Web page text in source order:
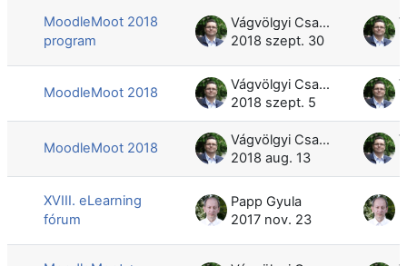
MoodleMoot 2018
program
Vágvölgyi Csaba
2018 szept. 30
MoodleMoot 2018
Vágvölgyi Csaba
2018 szept. 5
MoodleMoot 2018
Vágvölgyi Csaba
2018 aug. 13
XVIII. eLearning
fórum
Papp Gyula
2017 nov. 23